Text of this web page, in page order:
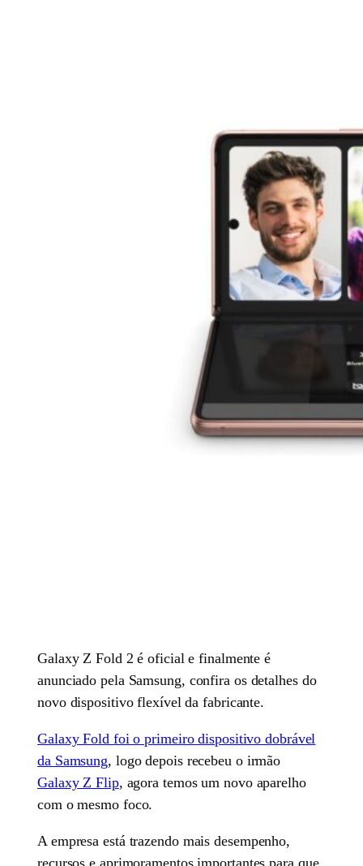
Galaxy Z Fold 2 é oficial e finalmente é
anunciado pela Samsung, confira os detalhes do
novo dispositivo flexível da fabricante.
Galaxy Fold foi o primeiro dispositivo dobrável
da Samsung, logo depois recebeu o irmão
Galaxy Z Flip, agora temos um novo aparelho
com o mesmo foco.
A empresa está trazendo mais desempenho,
recursos e aprimoramentos importantes para que